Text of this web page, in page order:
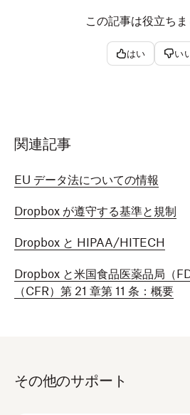
この記事は役立ちま
はい い
関連記事
EU データ法についての情報
Dropbox が遵守する基準と規制
Dropbox と HIPAA/HITECH
Dropbox と米国食品医薬品局（
（CFR）第 21 章第 11 条：概要
その他のサポート